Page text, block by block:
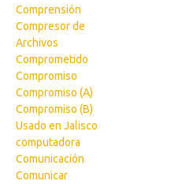
Comprensión
Compresor de
Archivos
Comprometido
Compromiso
Compromiso (A)
Compromiso (B)
Usado en Jalisco
computadora
Comunicación
Comunicar